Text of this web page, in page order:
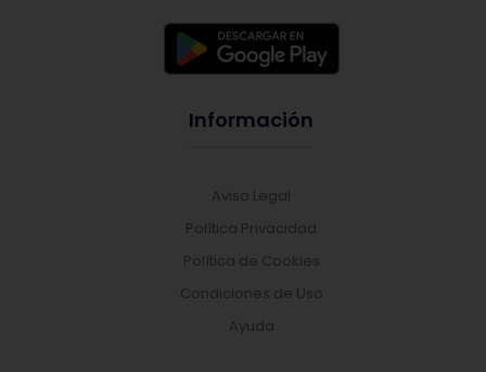
Información
Aviso Legal
Política Privacidad
Política de Cookies
Condiciones de Uso
Ayuda